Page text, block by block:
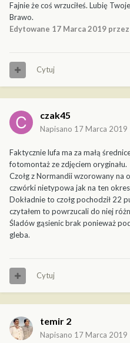
Fajnie że coś wrzuciłeś. Lubię
Brawo.
Edytowane 17 Marca 2019
Cytuj
czak45
Napisano 17 Marca 2019
Faktycznie lufa ma za małą
fotomontaż ze zdjęciem oryginału.
Czołg z Normandii wzorowany na
czwórki nietypowa jak na ten
Dokładnie to czołg pochodził 22
czytałem to powrzucali do niej
Śladów gąsienic brak ponieważ
gleba.
Cytuj
temir 2
Napisano 17 Marca 2019